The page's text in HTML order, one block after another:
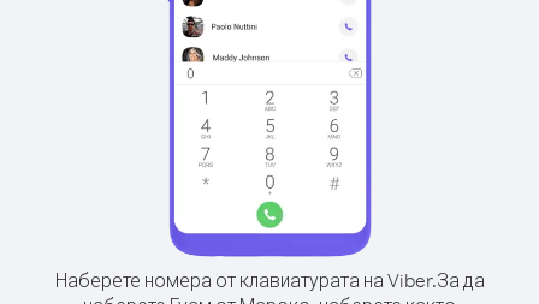
Наберете номера от клавиатурата на Viber.За да